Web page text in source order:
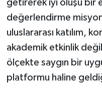
getirerek iyi oluşu bir
değerlendirme
uluslararası katılım,
akademik etkinlik
ölçekte saygın bir
platformu haline